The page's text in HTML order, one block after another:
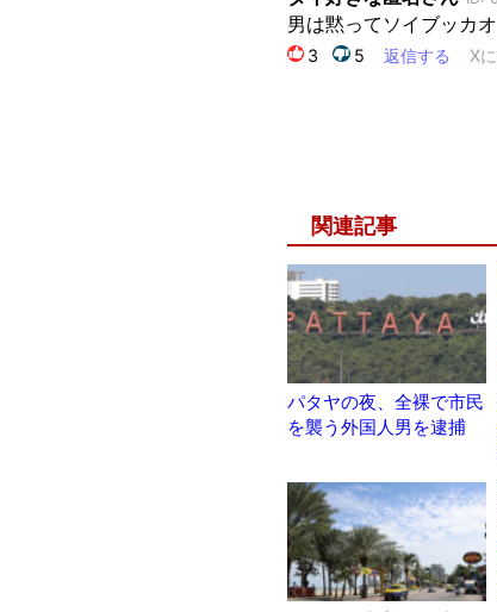
関連記事
パタヤの夜、全裸で市民
を襲う外国人男を逮捕